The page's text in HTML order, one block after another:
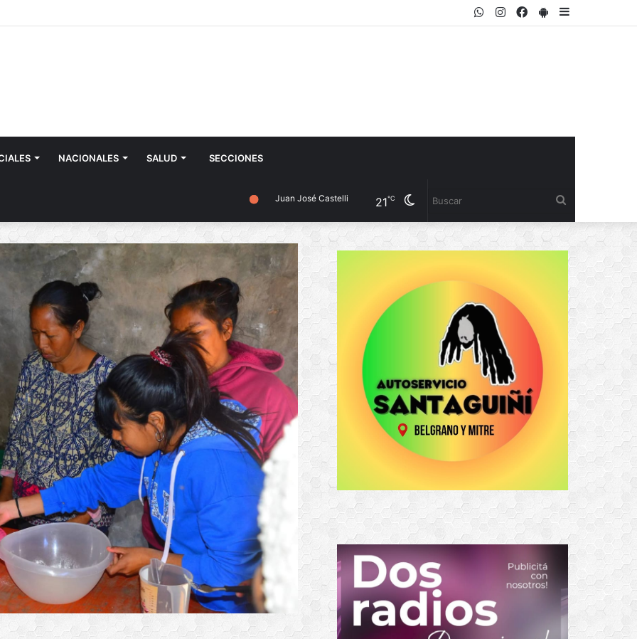
PlayStore
Facebook
Instagram
WhatsApp
NACIONALES SALUD SECCIONES
Cambiar
modo
Juan José Castelli 21℃